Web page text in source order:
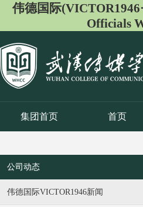
伟德国际
Officials
集团首页 首页
公司动态
伟德国际VICTOR1946新闻